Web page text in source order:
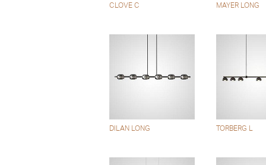
CLOVE C MAYER LONG
DILAN LONG TORBERG L